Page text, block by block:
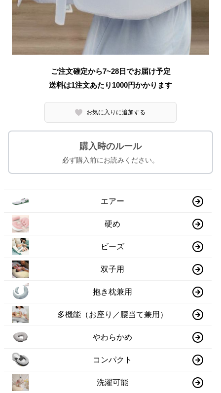
ご注文確定から7~28日でお届け予定
送料は1注文あたり 1000円かかります
お気に入りに追加する
購入時のルール
必ず購入前にお読みください。
エアー
硬め
ビーズ
双子用
抱き枕兼用
多機能（お座り／腰当て兼用）
やわらかめ
コンパクト
洗濯可能